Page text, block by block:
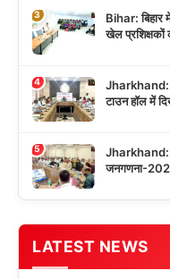
3
Bihar:
खेल प्रशिक्षकों
4
Jharkhand:
टाउन हॉल में
5
Jharkhand:
जनगणना-
LATEST NEWS